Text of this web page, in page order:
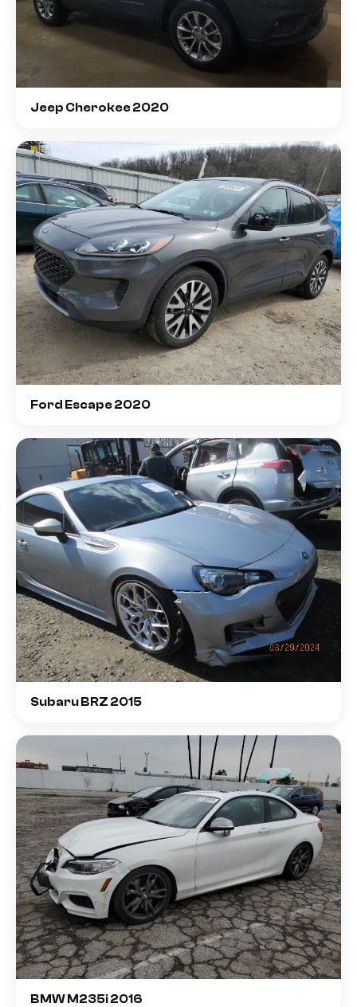
Jeep Cherokee 2020
Ford Escape 2020
Subaru BRZ 2015
BMW M235i 2016